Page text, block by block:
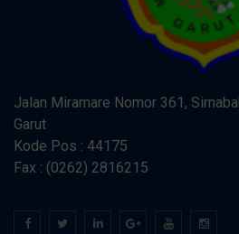
Jalan Miramare Nomor 361,
Garut
Kode Pos : 44175
Fax : (0262) 2816215